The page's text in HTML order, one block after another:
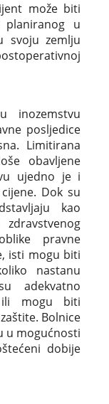
može biti
u
svoju zemlju
inozemstvu
posljedice
Limitirana
obavljene
ujedno je i
Dok su
kao
pravne
isti mogu biti
nastanu
adekvatno
ili mogu biti
Bolnice
u mogućnosti
dobije